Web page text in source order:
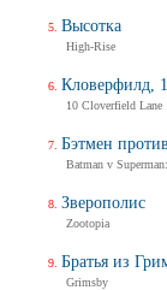
Высотка
High-Rise
Кловерфилд,
10 Cloverfield Lane
Бэтмен
Batman v
Зверополис
Zootopia
Братья из
Grimsby